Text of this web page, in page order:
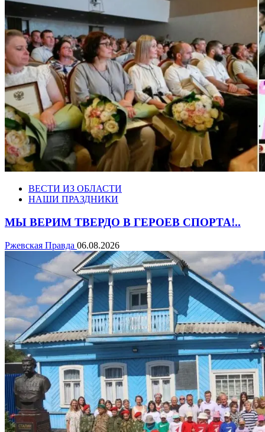
ВЕСТИ ИЗ ОБЛАСТИ
НАШИ ПРАЗДНИКИ
МЫ ВЕРИМ ТВЕРДО В ГЕРОЕВ СПОРТА!..
Ржевская Правда 06.08.2026